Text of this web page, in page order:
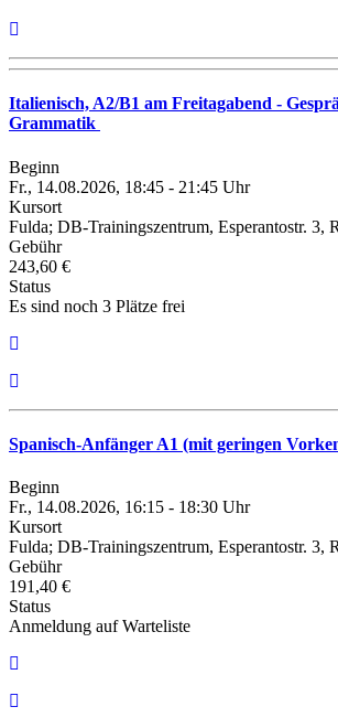
Italienisch, A2/B1 am Freitagabend -
Grammatik
Beginn
Fr., 14.08.2026, 18:45 - 21:45 Uhr
Kursort
Fulda; DB-Trainingszentrum, Esperantostr. 3,
Gebühr
243,60 €
Status
Es sind noch 3 Plätze frei
Spanisch-Anfänger A1 (mit geringen
Beginn
Fr., 14.08.2026, 16:15 - 18:30 Uhr
Kursort
Fulda; DB-Trainingszentrum, Esperantostr. 3,
Gebühr
191,40 €
Status
Anmeldung auf Warteliste